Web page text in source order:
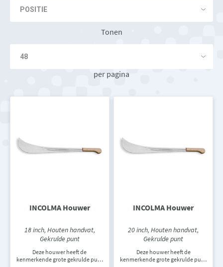
Tonen
per pagina
INCOLMA Houwer
18 inch, Houten handvat,
Gekrulde punt
Deze houwer heeft de
kenmerkende grote gekrulde punt
INCOLMA Houwer
20 inch, Houten handvat,
Gekrulde punt
Deze houwer heeft de
kenmerkende grote gekrulde punt